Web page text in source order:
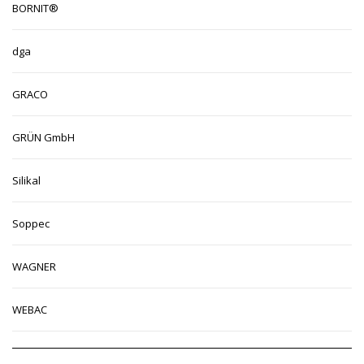
BORNIT®
dga
GRACO
GRÜN GmbH
Silikal
Soppec
WAGNER
WEBAC